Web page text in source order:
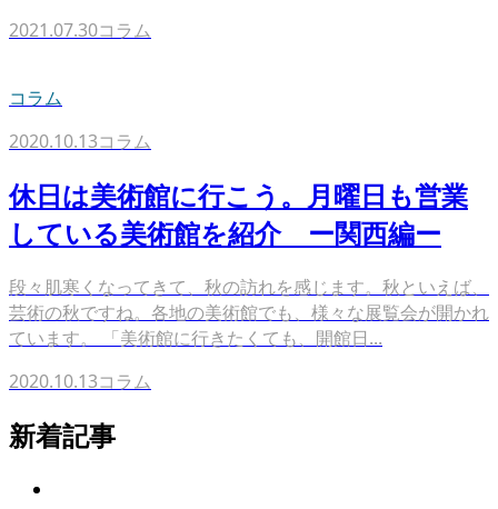
2021.07.30コラム
コラム
2020.10.13コラム
休日は美術館に行こう。月曜日も営業
している美術館を紹介 ー関西編ー
段々肌寒くなってきて、秋の訪れを感じます。秋といえば、
芸術の秋ですね。各地の美術館でも、様々な展覧会が開かれ
ています。 「美術館に行きたくても、開館日...
2020.10.13コラム
新着記事